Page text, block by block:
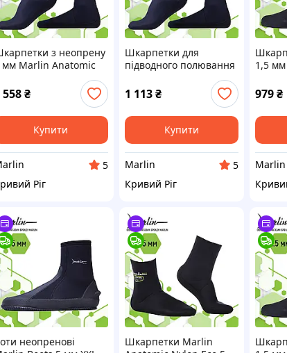
з неопрену
мм Marlin Anatomic
558₴
Купити
5
Ріг
Шкарпетки для
підводного полювання
Marlin Anatomic Eco
Black 5 мм 44-45
1 113 ₴
Купити
Marlin
5
Кривий Ріг
1,5
979₴
Marlin
неопренові
Шкарпетки Marlin